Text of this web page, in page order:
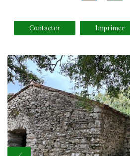
Contacter Imprimer